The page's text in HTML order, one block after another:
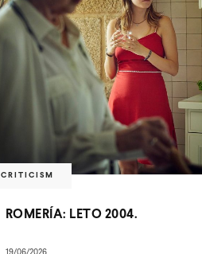
CRITICISM
ROMERÍA: LETO 2004.